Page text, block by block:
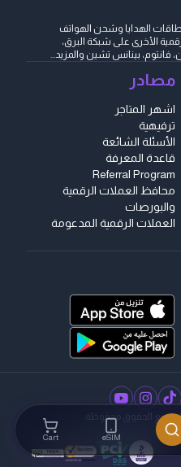
eSIM
Cart
الهدايا وشحن الهواتف
الأخرى على شبكة البرق،
فانتوم، بينانس تشين والمزيد...
مصادر
اشهر المتاجر
ترفيهية
الأسئلة الشائعة
قاعدة المعرفة
Referral Program
محافظ العملات الرقمية
والبورصات
العملات الرقمية المدعومة
جميع الحقوق محفوظة